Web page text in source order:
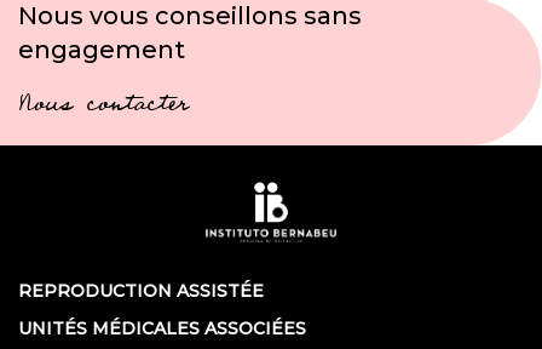
Nous vous conseillons sans
engagement
Nous contacter
REPRODUCTION ASSISTÉE
UNITÉS MÉDICALES ASSOCIÉES